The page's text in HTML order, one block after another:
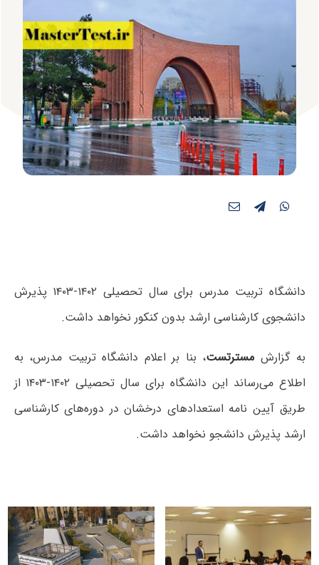
دانشگاه تربیت مدرس برای سال تحصیلی ۱۴۰۲-۱۴۰۳ پذیرش
دانشجوی کارشناسی ارشد بدون کنکور نخواهد داشت.
به گزارش مسترتست، بنا بر اعلام دانشگاه تربیت مدرس، به
اطلاع می‌رساند این دانشگاه برای سال تحصیلی ۱۴۰۲-۱۴۰۳ از
طریق آیین نامه استعدادهای درخشان در دوره‌های کارشناسی
ارشد پذیرش دانشجو نخواهد داشت.